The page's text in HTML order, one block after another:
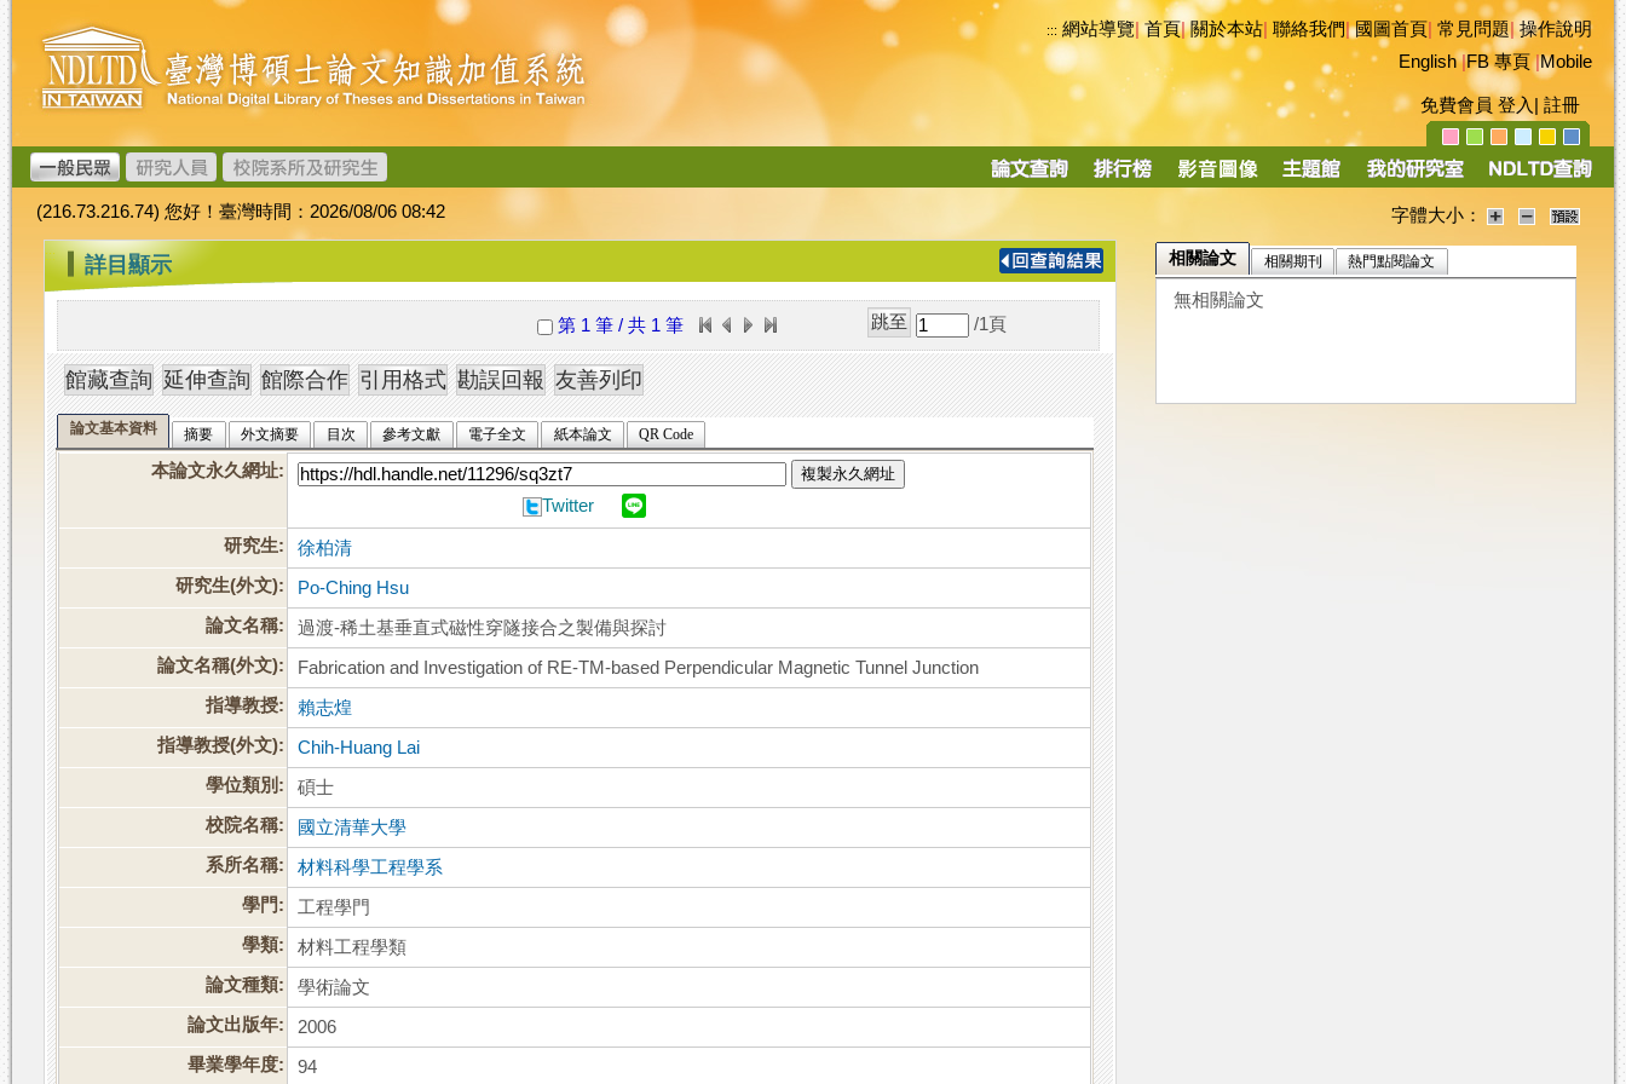
跳
到
主
要
內
容
臺
灣
博
碩
士
論
文
加
值
系
統
::: 網站導覽|首頁|關於本站 聯絡我們|國圖首頁 常見問題|操作說明
English|FB 專頁|Mobile
免費會員 登入 註冊
導
(216.73.216.74) 您好！臺灣時間：2026/08/06 08:42 字體大小：
::: 詳目顯示
第 1 筆 / 共 1 筆 /1 頁
論文基本資料 摘要 外文摘要 目次 參考文獻 電子全文 紙本論文 QR Code
本論文永久網址: 複製永久網址
Twitter
研究生:
徐柏清
研究生(外文):
Po-Ching Hsu
論文名稱:
過渡-稀土基垂直式磁性穿隧接合之製備與探討
論文名稱(外文):
Fabrication and Investigation of RE-TM-based Perpendicular Magnetic Tunnel Junction
指導教授:
賴志煌
指導教授(外文):
Chih-Huang Lai
學位類別:
碩士
校院名稱:
國立清華大學
系所名稱:
材料科學工程學系
學門:
工程學門
學類:
材料工程學類
論文種類:
學術論文
論文出版年:
2006
畢業學年度:
94
相關論文 相關期刊 熱門點閱論文
無相關論文